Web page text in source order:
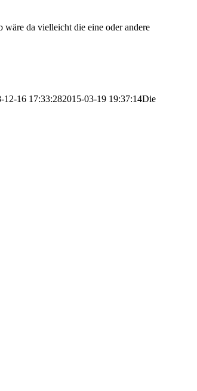
wäre da vielleicht die eine oder andere
12-16 17:33:282015-03-19 19:37:14Die